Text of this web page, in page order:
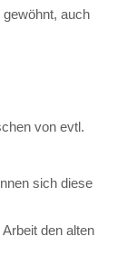
auch
von evtl.
sich diese
den alten